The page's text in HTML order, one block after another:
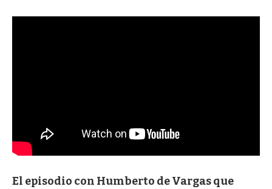
El episodio con Humberto de Vargas que